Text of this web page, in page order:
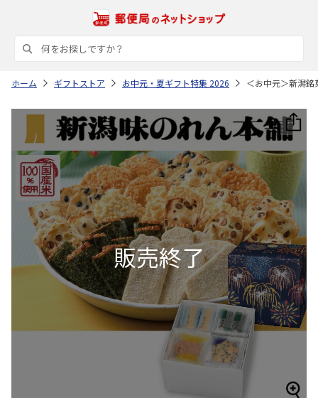
ホーム ギフトストア お中元・夏ギフト特集 2026 ＜お中元＞新潟